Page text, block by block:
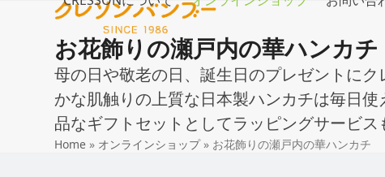
お花飾りの瀬戸内の華ハンカチ
母の日や敬老の日、誕生日のプレゼントに
かな肌触りの上質な日本製ハンカチは毎日
品なギフトセットとしてラッピングサービス
Home » オンラインショップ» お花飾りの瀬戸内の華ハンカチ